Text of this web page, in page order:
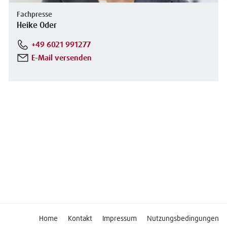
Fachpresse
Heike Oder
+49 6021 991277
E-Mail versenden
Home Kontakt Impressum Nutzungsbedingungen